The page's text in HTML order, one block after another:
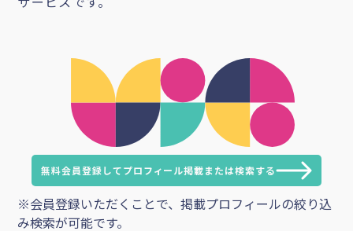
無料会員登録してプロフィール掲載または検索する
※会員登録いただくことで、掲載プロフィールの絞り込
み検索が可能です。